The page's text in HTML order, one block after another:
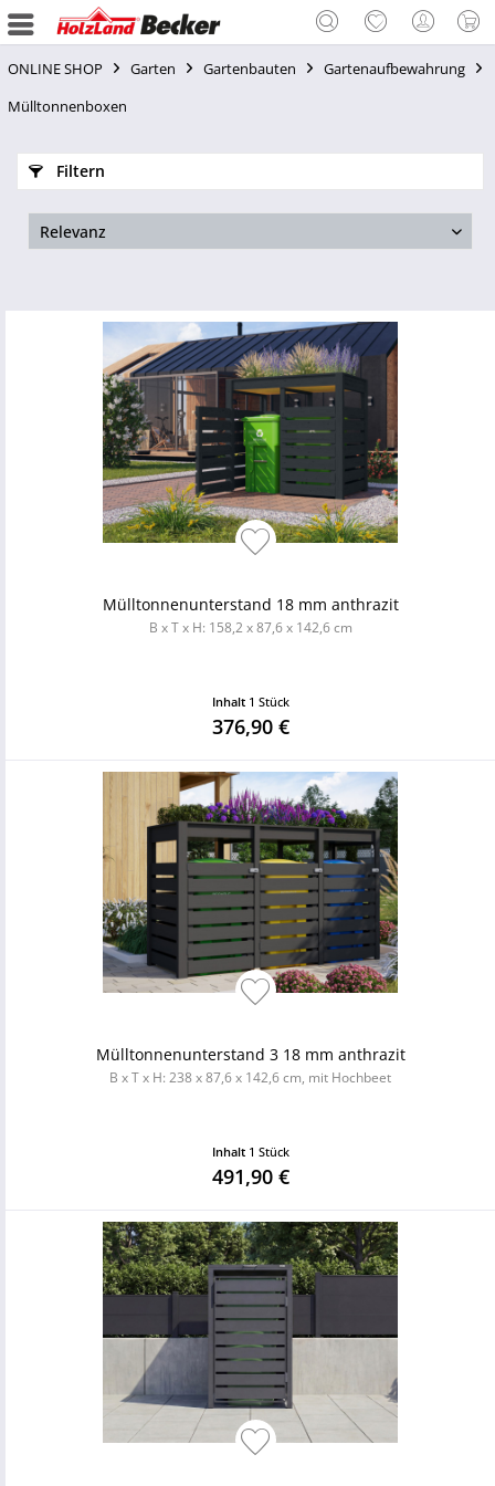
ONLINE SHOP Garten Gartenbauten
Gartenaufbewahrung
Mülltonnenboxen
Filtern
Mülltonnenunterstand 18 mm anthrazit
B x T x H: 158,2 x 87,6 x 142,6 cm
Inhalt 1 Stück
376,90 €
Mülltonnenunterstand 3 18 mm anthrazit
B x T x H: 238 x 87,6 x 142,6 cm, mit Hochbeet
Inhalt 1 Stück
491,90 €